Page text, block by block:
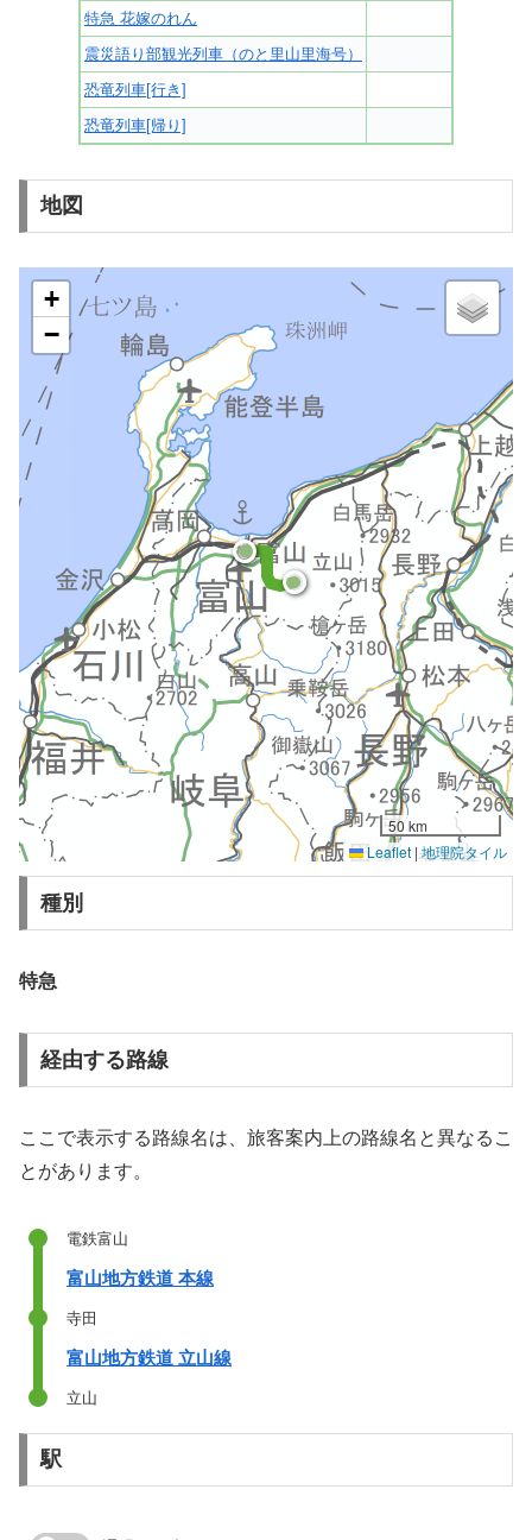
特急 花嫁のれん
震災語り部観光列車（のと里山里海号）
恐竜列車[行き]
恐竜列車[帰り]
地図
+
−
50 km
Leaflet | 地理院タイル
種別
特急
経由する路線
ここで表示する路線名は、旅客案内上の路線名と異なるこ
とがあります。
電鉄富山
富山地方鉄道 本線
寺田
富山地方鉄道 立山線
立山
駅